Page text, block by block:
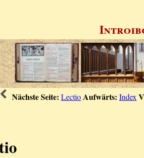
Nächste Seite: LectioAufwärts: Index